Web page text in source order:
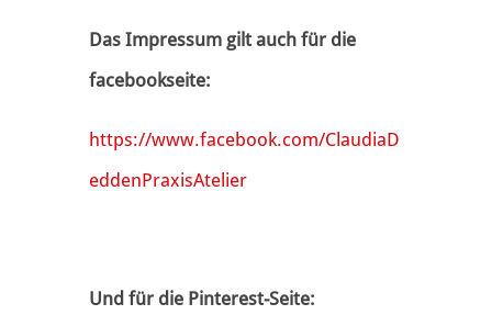
Das Impressum gilt auch für die
facebookseite:
https://www.facebook.com/ClaudiaD
eddenPraxisAtelier
Und für die Pinterest-Seite: